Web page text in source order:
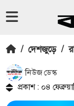
/ দেশজুড়ে /
নিউজ ডেস্ক
প্রকাশ : ০৪